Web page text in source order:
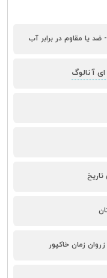
ضد یا مقاوم در برابر آب
آنالوگ
زمان خاکپور